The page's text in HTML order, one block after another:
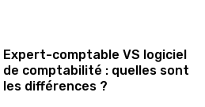
Expert-comptable VS logiciel
de comptabilité : quelles sont
les différences ?